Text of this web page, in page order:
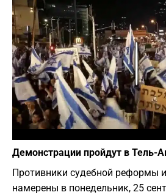
Play
Демонстрации пройдут в Тель-
Противники судебной реформы
намерены в понедельник, 25